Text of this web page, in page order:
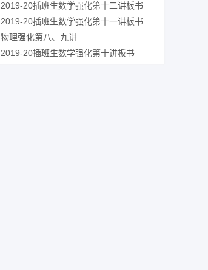
2019-20插班生数学强化第十二讲板书
2019-20插班生数学强化第十一讲板书
物理强化第八、九讲
2019-20插班生数学强化第十讲板书